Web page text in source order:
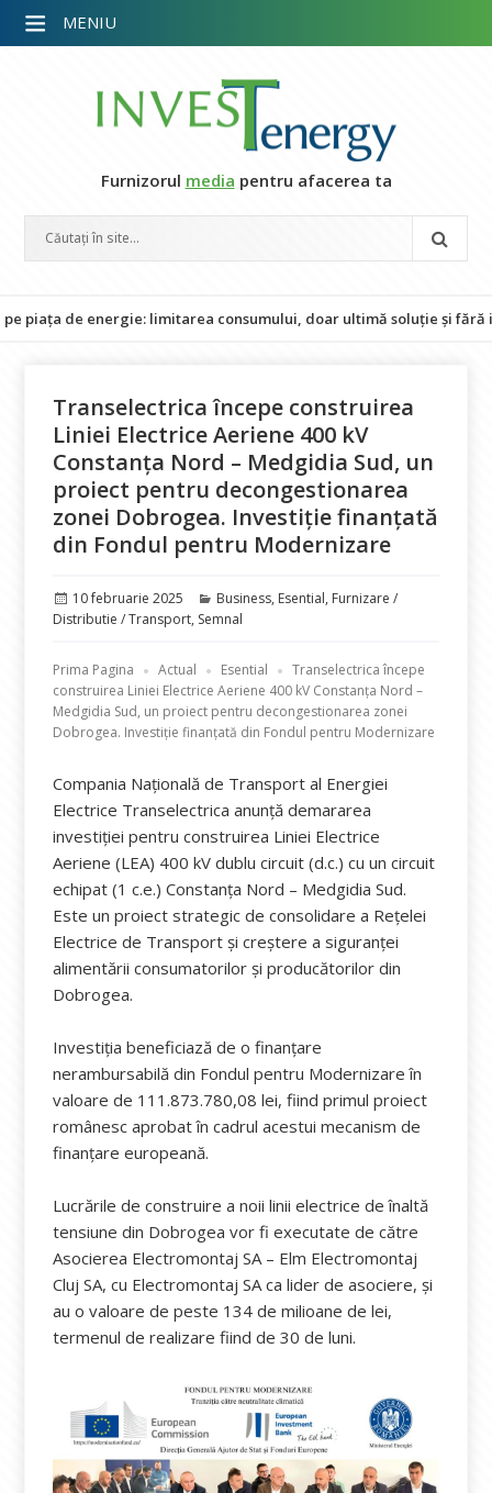
Furnizorul media pentru afacerea ta
energie: limitarea consumului, doar ultimă soluție și fără impact
Transelectrica începe construirea
Liniei Electrice Aeriene 400 kV
Constanța Nord – Medgidia Sud, un
proiect pentru decongestionarea
zonei Dobrogea. Investiție finanțată
din Fondul pentru Modernizare
Publicat
pe
10 februarie 2025 Categorii
Business, Esential, Furnizare /
Distributie / Transport, Semnal
Prima Pagina Actual Esential
Transelectrica începe
construirea Liniei Electrice Aeriene 400 kV Constanța Nord –
Medgidia Sud, un proiect pentru decongestionarea zonei
Dobrogea. Investiție finanțată din Fondul pentru Modernizare
Compania Națională de Transport al Energiei
Electrice Transelectrica anunță demararea
investiției pentru construirea Liniei Electrice
Aeriene (LEA) 400 kV dublu circuit (d.c.) cu un circuit
echipat (1 c.e.) Constanța Nord – Medgidia Sud.
Este un proiect strategic de consolidare a Rețelei
Electrice de Transport și creștere a siguranței
alimentării consumatorilor și producătorilor din
Dobrogea.
Investiția beneficiază de o finanțare
nerambursabilă din Fondul pentru Modernizare în
valoare de 111.873.780,08 lei, fiind primul proiect
românesc aprobat în cadrul acestui mecanism de
finanțare europeană.
Lucrările de construire a noii linii electrice de înaltă
tensiune din Dobrogea vor fi executate de către
Asocierea Electromontaj SA – Elm Electromontaj
Cluj SA, cu Electromontaj SA ca lider de asociere, și
au o valoare de peste 134 de milioane de lei,
termenul de realizare fiind de 30 de luni.
MENIU